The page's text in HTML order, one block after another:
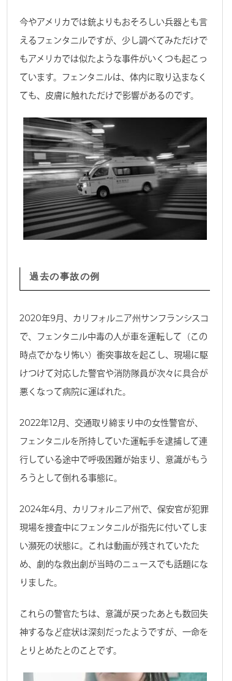
今やアメリカでは銃よりもおそろしい兵器とも言
えるフェンタニルですが、少し調べてみただけで
もアメリカでは似たような事件がいくつも起こっ
ています。フェンタニルは、体内に取り込まなく
ても、皮膚に触れただけで影響があるのです。
過去の事故の例
2020年9月、カリフォルニア州サンフランシスコ
で、フェンタニル中毒の人が車を運転して（この
時点でかなり怖い）衝突事故を起こし、現場に駆
けつけて対応した警官や消防隊員が次々に具合が
悪くなって病院に運ばれた。
2022年12月、交通取り締まり中の女性警官が、
フェンタニルを所持していた運転手を逮捕して連
行している途中で呼吸困難が始まり、意識がもう
ろうとして倒れる事態に。
2024年4月、カリフォルニア州で、保安官が犯罪
現場を捜査中にフェンタニルが指先に付いてしま
い瀕死の状態に。これは動画が残されていたた
め、劇的な救出劇が当時のニュースでも話題にな
りました。
これらの警官たちは、意識が戻ったあとも数回失
神するなど症状は深刻だったようですが、一命を
とりとめたとのことです。